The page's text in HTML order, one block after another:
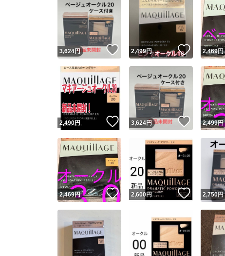
Yahoo!フ
安心取引
安心取
取引実績
取引
他フ
スピード&
※このバッ
スピー
商
コ
3,624円 いいね！
2,499円 いいね！
2,469円
2,490円 いいね！
3,624円 いいね！
2,499円
2,469円 いいね！
2,600円 いいね！
2,750円